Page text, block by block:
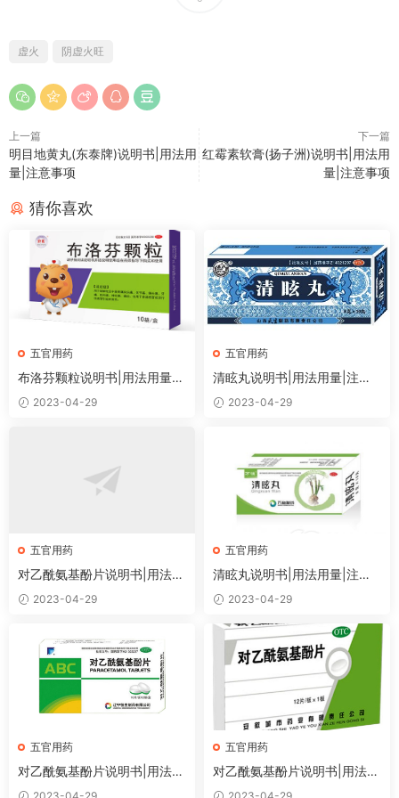
虚火 阴虚火旺
上一篇
明目地黄丸(东泰牌)说明书|用法用
量|注意事项
下一篇
红霉素软膏(扬子洲)说明书|用法用
量|注意事项
猜你喜欢
五官用药
布洛芬颗粒说明书|用法用量|
注意事项
2023-04-29
五官用药
清眩丸说明书|用法用量|注意
事项2023-04-29
五官用药
对乙酰氨基酚片说明书|用法用
量|注意事项
2023-04-29
五官用药
清眩丸说明书|用法用量|注意
事项2023-04-29
五官用药
对乙酰氨基酚片说明书|用法用
量|注意事项
五官用药
对乙酰氨基酚片说明书|用法用
量|注意事项